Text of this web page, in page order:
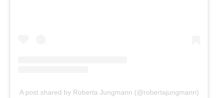
A post shared by Roberta Jungmann (@robertajungmann)